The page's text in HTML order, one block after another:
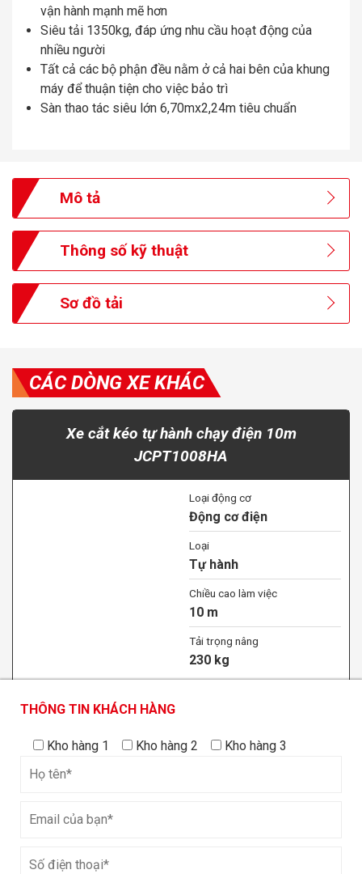
vận hành mạnh mẽ hơn
Siêu tải 1350kg, đáp ứng nhu cầu hoạt động của
nhiều người
Tất cả các bộ phận đều nằm ở cả hai bên của khung
máy để thuận tiện cho việc bảo trì
Sàn thao tác siêu lớn 6,70mx2,24m tiêu chuẩn
Mô tả
Thông số kỹ thuật
Sơ đồ tải
CÁC DÒNG XE KHÁC
Xe cắt kéo tự hành chạy điện 10m
JCPT1008HA
Loại động cơ
Động cơ điện
Loại
Tự hành
Chiều cao làm việc
10 m
Tải trọng nâng
230 kg
XEM CHI TIẾT
Xe nâng người cần thẳng 28m BT28SRT chạy
THÔNG TIN KHÁCH HÀNG
THÔNG TIN KHÁCH HÀNG
Kho hàng 1 Kho hàng 2 Kho hàng 3
THÔNG TIN KHÁCH HÀNG
Kho hàng 1 Kho hàng 2 Kho hàng 3